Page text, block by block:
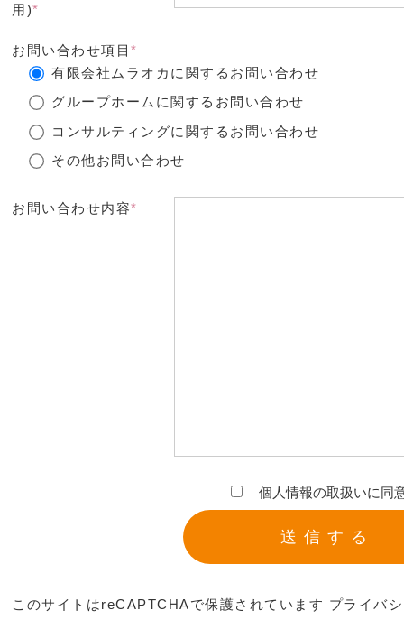
用)*
お問い合わせ項目*
有限会社ムラオカに関するお問い合わせ
グループホームに関するお問い合わせ
コンサルティングに関するお問い合わせ
その他お問い合わせ
お問い合わせ内容*
個人情報の取扱いに同
このサイトはreCAPTCHAで保護されています プライバ